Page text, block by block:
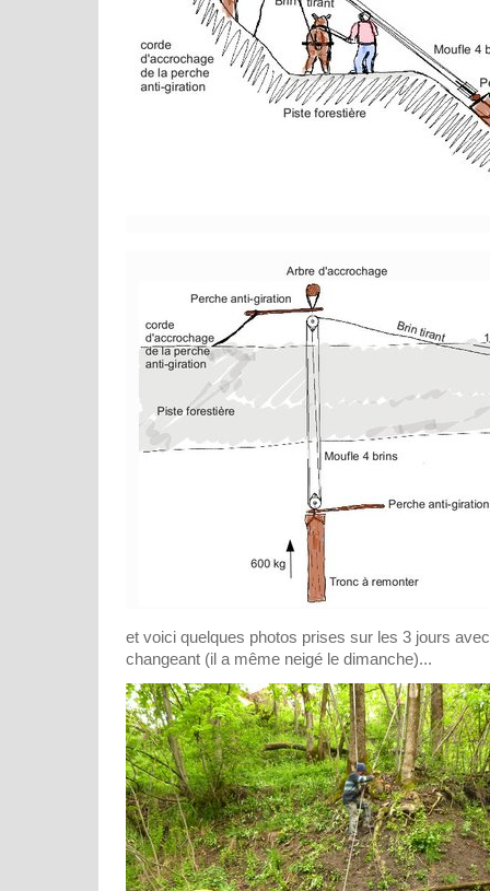
et voici quelques photos prises sur les 3 jours
changeant (il a même neigé le dimanche)...